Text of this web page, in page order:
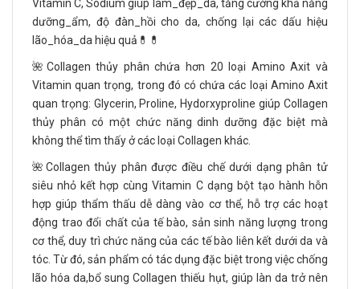
Vitamin C, Sodium giúp làm_đẹp_da, tăng cường khả năng
dưỡng_ẩm, độ đàn_hồi cho da, chống lại các dấu hiệu
lão_hóa_da hiệu quả💊💊
🌺Collagen thủy phân chứa hơn 20 loại Amino Axit và
Vitamin quan trọng, trong đó có chứa các loại Amino Axit
quan trọng: Glycerin, Proline, Hydorxyproline giúp Collagen
thủy phân có một chức năng dinh dưỡng đặc biệt mà
không thể tìm thấy ở các loại Collagen khác.
🌺Collagen thủy phân được điều chế dưới dạng phân tử
siêu nhỏ kết hợp cùng Vitamin C dạng bột tạo hành hỗn
hợp giúp thẩm thấu dễ dàng vào cơ thể, hỗ trợ các hoạt
động trao đổi chất của tế bào, sản sinh năng lượng trong
cơ thể, duy trì chức năng của các tế bào liên kết dưới da và
tóc. Từ đó, sản phẩm có tác dụng đặc biệt trong việc chống
lão hóa da,bổ sung Collagen thiếu hụt, giúp làn da trở nên